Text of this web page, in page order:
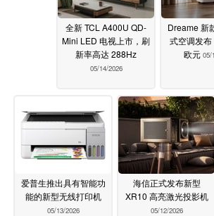
全新 TCL A400U QD-
Mini LED 电视上市，刷
新率高达 288Hz
05/14/2026
Dreame 新
式空调发
欧元 05/
爱普生推出具有智能功
能的新型无线打印机
05/13/2026
海信正式发布新型
XR10 高亮激光投影机
05/12/2026